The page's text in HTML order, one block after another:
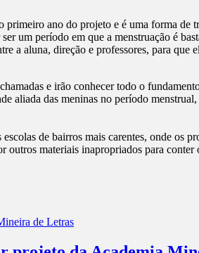
ano do projeto e é uma forma de
um período em que a menstruação é
a aluna, direção e professores, para que
e irão conhecer todo o
aliada das meninas no período
de bairros mais carentes, onde os
materiais inapropriados para